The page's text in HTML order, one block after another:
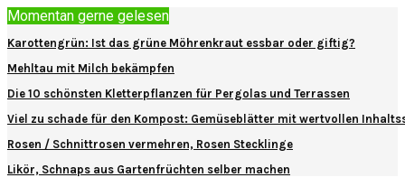
Momentan gerne gelesen
Karottengrün: Ist das grüne Möhrenkraut essbar oder giftig?
Mehltau mit Milch bekämpfen
Die 10 schönsten Kletterpflanzen für Pergolas und Terrassen
Viel zu schade für den Kompost: Gemüseblätter mit wertvollen
Rosen / Schnittrosen vermehren, Rosen Stecklinge
Likör, Schnaps aus Gartenfrüchten selber machen